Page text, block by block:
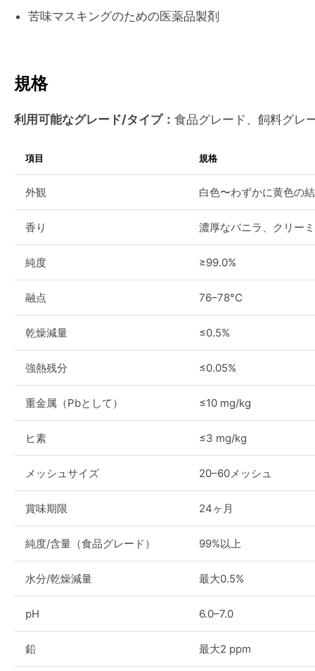
苦味マスキングのための医薬品製剤
規格
利用可能なグレード/タイプ： 食品グレード、飼料グレ
項目 規格
外観 白色〜わずかに黄色の
香り 濃厚なバニラ、クリー
純度 ≥99.0%
融点 76–78°C
乾燥減量 ≤0.5%
強熱残分 ≤0.05%
重金属（Pbとして） ≤10 mg/kg
ヒ素 ≤3 mg/kg
メッシュサイズ 20–60メッシュ
賞味期限 24ヶ月
純度/含量（食品グレード） 99%以上
水分/乾燥減量 最大0.5%
pH 6.0–7.0
鉛 最大2 ppm